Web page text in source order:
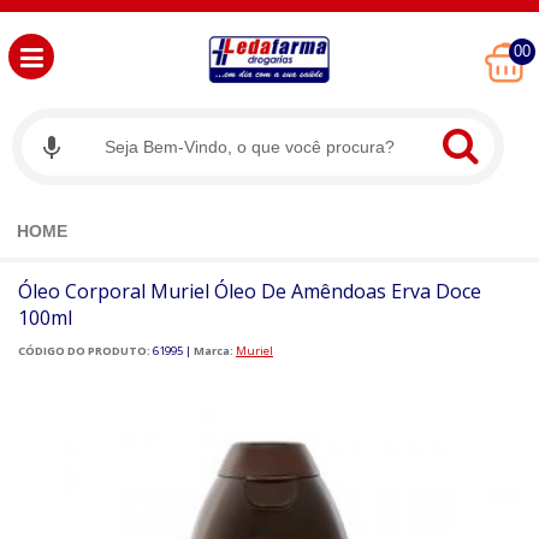
00
HOME
Óleo Corporal Muriel Óleo De Amêndoas Erva Doce
100ml
CÓDIGO DO PRODUTO: 61995 | Marca: Muriel